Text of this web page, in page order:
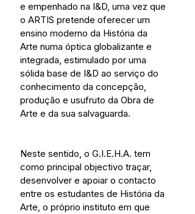
e empenhado na I&D, uma vez que
o ARTIS pretende oferecer um
ensino moderno da História da
Arte numa óptica globalizante e
integrada, estimulado por uma
sólida base de I&D ao serviço do
conhecimento da concepção,
produção e usufruto da Obra de
Arte e da sua salvaguarda.
Neste sentido, o G.I.E.H.A. tem
como principal objectivo traçar,
desenvolver e apoiar o contacto
entre os estudantes de História da
Arte, o próprio instituto em que